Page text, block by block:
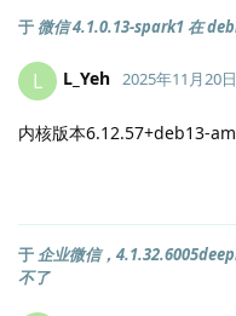
于 微信 4.1.0.13-spark1 在
L L_Yeh 2025年11月20日
内核版本6.12.57+deb13-
于 企业微信，
不了